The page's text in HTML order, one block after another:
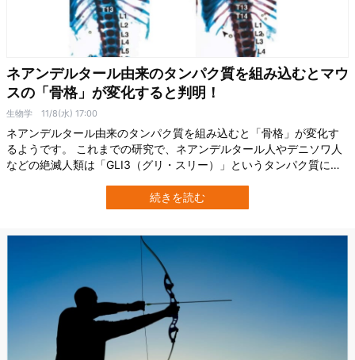
ネアンデルタール由来のタンパク質を組み込むとマウ
スの「骨格」が変化すると判明！
生物学 11/8(水) 17:00
ネアンデルタール由来のタンパク質を組み込むと「骨格」が変化す
るようです。 これまでの研究で、ネアンデルタール人やデニソワ人
などの絶滅人類は「GLI3（グリ・スリー）」というタンパク質に変
回、絶滅人類のGLI3をマウス胚に組み込んだところ、通常とは異な
る骨格を持ったマウスが生まれることを発見したのです。 このタン
続きを読む